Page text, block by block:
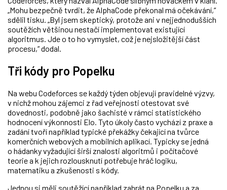
„Mohu bezpečně tvrdit, že AlphaCode překonal má očekávání,“
sdělil tisku. „Byl jsem skeptický, protože ani v nejjednodušších
soutěžích většinou nestačí implementovat existující
algoritmus. Jde o to ho vymyslet, což je nejsložitější část
procesu,“ dodal.
Tři kódy pro Popelku
Na webu Codeforces se každý týden objevují pravidelné výzvy,
v nichž mohou zájemci z řad veřejnosti otestovat své
dovednosti, podobně jako šachisté v rámci statistického
hodnocení výkonnosti Elo. Tyto úkoly často vychází z praxe a
zadání tvoří například typické překážky čekající na tvůrce
komerčních webových a mobilních aplikací. Typicky se jedná
o hádanky vyžadující širší znalosti algoritmů i počítačové
teorie a k jejich rozlousknutí potřebuje hráč logiku,
matematiku a zkušenosti s kódy.
Jednou si měli soutěžící například zahrát na Popelku a za